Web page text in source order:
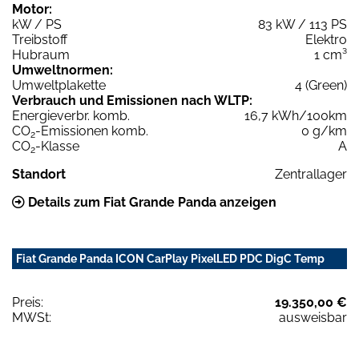
Motor:
kW / PS
83 kW / 113 PS
Treibstoff
Elektro
Hubraum
1 cm³
Umweltnormen:
Umweltplakette
4 (Green)
Verbrauch und Emissionen nach WLTP:
Energieverbr. komb.
16,7 kWh/100km
CO2-Emissionen komb.
0 g/km
CO2-Klasse
A
Standort
Zentrallager
Details zum Fiat Grande Panda anzeigen
Fiat Grande Panda ICON CarPlay PixelLED PDC DigC Temp
Preis:
19.350,00 €
MWSt:
ausweisbar